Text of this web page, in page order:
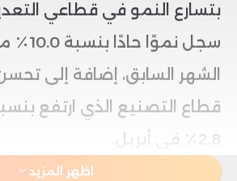
بتسارع النمو في قطاعي
الشهر السابق، إضافة إلى
2.8٪ في أبريل.
اظهر المزيد